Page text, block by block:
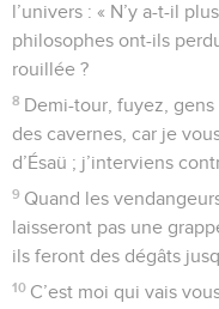
l’univers : « N’y a-t-il
philosophes ont-ils
rouillée ?
8 Demi-tour, fuyez,
des cavernes, car je
d’Ésaü ; j’interviens
9 Quand les
laisseront pas une
ils feront des dégâts
10 C’est moi qui vais